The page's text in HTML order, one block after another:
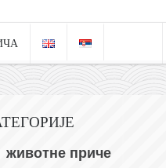
животне приче